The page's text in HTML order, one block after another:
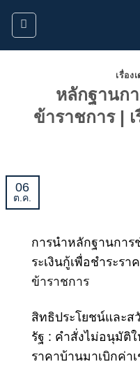
ข้าม
ยัง
เรื่อง
หลักฐานก
ข้าราชการ |
06
ต.ค.
การนําหลักฐานการ
ระเงินกู้เพื่อชําระรา
ข้าราชการ
สิทธิประโยชน์และส
รัฐ : คําสั่งไม่อนุมัติ
ราคาบ้านมาเบิกค่า